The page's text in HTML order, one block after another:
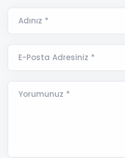
Adınız *
E-Posta Adresiniz *
Yorumunuz *